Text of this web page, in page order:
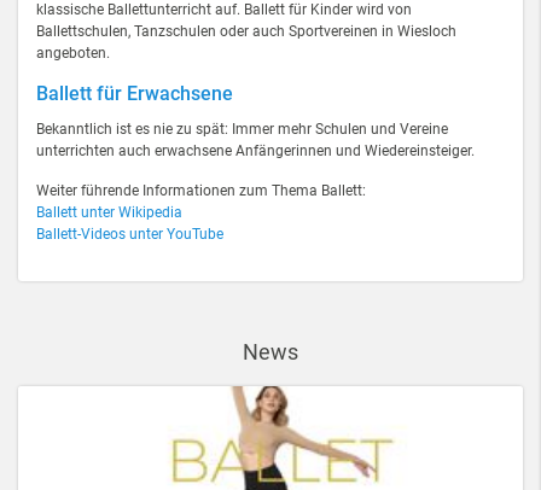
klassische Ballettunterricht auf. Ballett für Kinder wird von
Ballettschulen, Tanzschulen oder auch Sportvereinen in Wiesloch
angeboten.
Ballett für Erwachsene
Bekanntlich ist es nie zu spät: Immer mehr Schulen und Vereine
unterrichten auch erwachsene Anfängerinnen und Wiedereinsteiger.
Weiter führende Informationen zum Thema Ballett:
Ballett unter Wikipedia
Ballett-Videos unter YouTube
News